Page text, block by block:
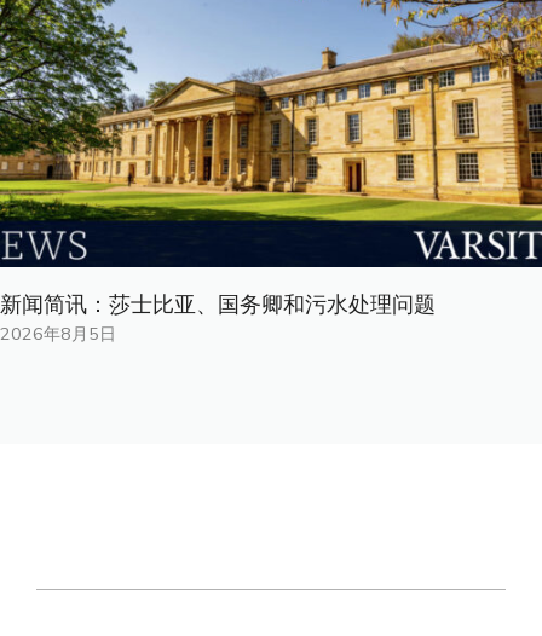
新闻简讯：莎士比亚、国务卿和污水处理问题
2026年8月5日